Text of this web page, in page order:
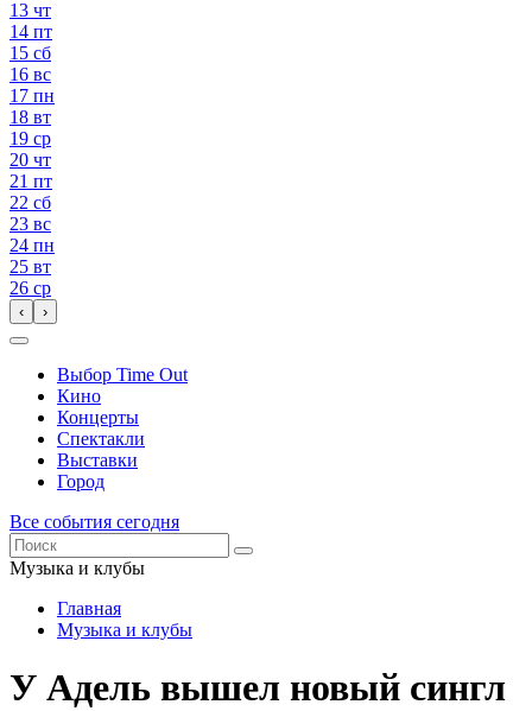
13 чт
14 пт
15 сб
16 вс
17 пн
18 вт
19 ср
20 чт
21 пт
22 сб
23 вс
24 пн
25 вт
26 ср
‹ ›
Выбор Time Out
Кино
Концерты
Спектакли
Выставки
Город
Все события сегодня
Музыка и клубы
Главная
Музыка и клубы
У Адель вышел новый сингл